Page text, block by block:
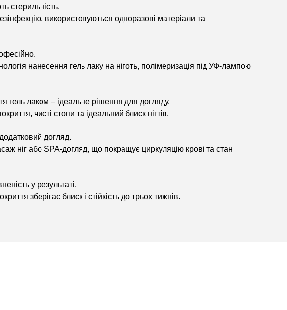
стерильність.
використовуються одноразові матеріали та
нанесення гель лаку на ніготь, полімеризація під УФ-лампою
гель лаком – ідеальне рішення для догляду.
чисті стопи та ідеальний блиск нігтів.
догляд.
ніг або SPA-догляд, що покращує циркуляцію крові та стан
у результаті.
зберігає блиск і стійкість до трьох тижнів.